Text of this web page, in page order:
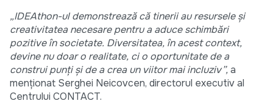
„IDEAthon-ul demonstrează că tinerii au resursele și
creativitatea necesare pentru a aduce schimbări
pozitive în societate. Diversitatea, în acest context,
devine nu doar o realitate, ci o oportunitate de a
construi punți și de a crea un viitor mai incluziv”,a
menționat Serghei Neicovcen, directorul executiv al
Centrului CONTACT.